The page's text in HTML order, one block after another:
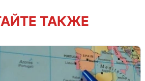
ТАКЖЕ